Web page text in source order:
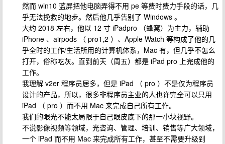
然而 win10 蓝屏把他电脑弄得不用 pe 等费时费力手段的话，几
乎无法挽救的地步。然后他几乎告别了 Windows 。
大约 2018 左右，他以 12 寸 iPadpro （蜂窝）为主力，辅助
iPhone 、airpods （ pro1,2 ）、Apple Watch 等构成了他的几
乎全时的工作/生活所用的计算机体系，Mac 有，但几乎不怎么
打开，俗称吃灰。直到前天（周五）都是 iPad pro 上完成他的
工作。
我理解 v2er 程序员居多，但是 iPad （ pro ）不是仅为程序员
设计的产品，所以，很多非程序员主业的人也许完全可以只用
iPad （ pro ）而不用 Mac 来完成自己所有工作。
我们的眼光不能太局限于自己眼皮底下的那一小块视野。
不说影像视频等领域，光咨询、管理、培训、销售等广大领域，
一个 iPad 而不用 Mac 来完成所有工作，甚至不需要升级到